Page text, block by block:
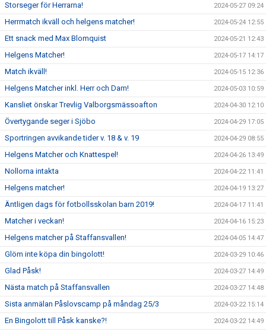
Storseger för Herrarna! 2024-05-27 09:24
Herrmatch ikväll och helgens matcher! 2024-05-24 12:55
Ett snack med Max Blomquist 2024-05-21 12:43
Helgens Matcher! 2024-05-17 14:17
Match ikväll! 2024-05-15 12:36
Helgens Matcher inkl. Herr och Dam! 2024-05-03 10:59
Kansliet önskar Trevlig Valborgsmässoafton 2024-04-30 12:10
Övertygande seger i Sjöbo 2024-04-29 17:05
Sportringen avvikande tider v. 18 & v. 19 2024-04-29 08:55
Helgens Matcher och Knattespel! 2024-04-26 13:49
Nollorna intakta 2024-04-22 11:41
Helgens matcher! 2024-04-19 13:27
Äntligen dags för fotbollsskolan barn 2019! 2024-04-17 11:41
Matcher i veckan! 2024-04-16 15:23
Helgens matcher på Staffansvallen! 2024-04-05 14:47
Glöm inte köpa din bingolott! 2024-03-29 10:46
Glad Påsk! 2024-03-27 14:49
Nästa match på Staffansvallen 2024-03-27 14:48
Sista anmälan Påslovscamp på måndag 25/3 2024-03-22 15:14
En Bingolott till Påsk kanske?! 2024-03-22 14:49